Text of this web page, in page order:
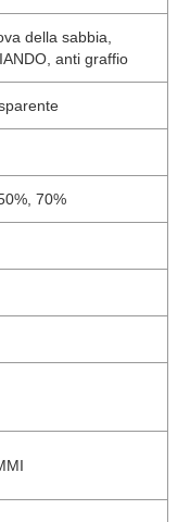
della sabbia,
anti graffio
70%